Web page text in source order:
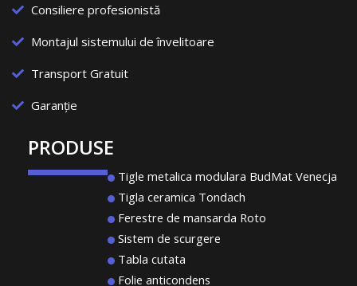
Consiliere profesionistă
Montajul sistemului de învelitoare
Transport Gratuit
Garanție
PRODUSE
Tigle metalica modulara BudMat Venecja
Tigla ceramica Tondach
Ferestre de mansarda Roto
Sistem de scurgere
Tabla cutata
Folie anticondens